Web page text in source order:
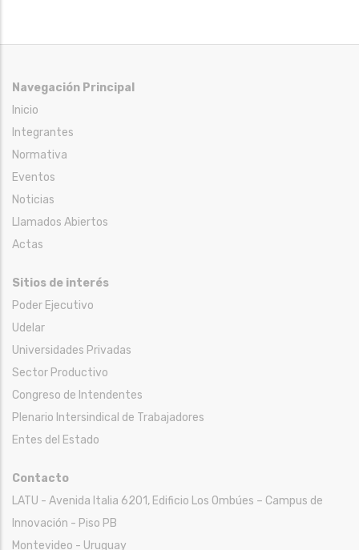
Navegación Principal
Inicio
Integrantes
Normativa
Eventos
Noticias
Llamados Abiertos
Actas
Sitios de interés
Poder Ejecutivo
Udelar
Universidades Privadas
Sector Productivo
Congreso de Intendentes
Plenario Intersindical de Trabajadores
Entes del Estado
Contacto
LATU - Avenida Italia 6201, Edificio Los Ombúes – Campus de
Innovación - Piso PB
Montevideo - Uruguay